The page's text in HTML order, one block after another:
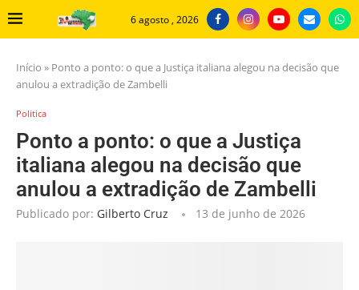
6 agosto , 2026
Início » Ponto a ponto: o que a Justiça italiana alegou na decisão que
anulou a extradição de Zambelli
Politica
Ponto a ponto: o que a Justiça
italiana alegou na decisão que
anulou a extradição de Zambelli
Publicado por: Gilberto Cruz 13 de junho de 2026